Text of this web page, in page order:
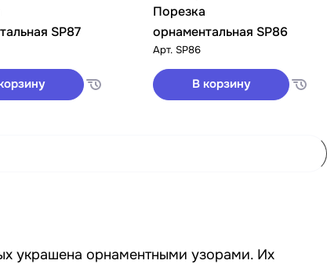
SP87
Порезка
орнаментальная SP86
Арт. SP86
В корзину
украшена орнаментными узорами. Их